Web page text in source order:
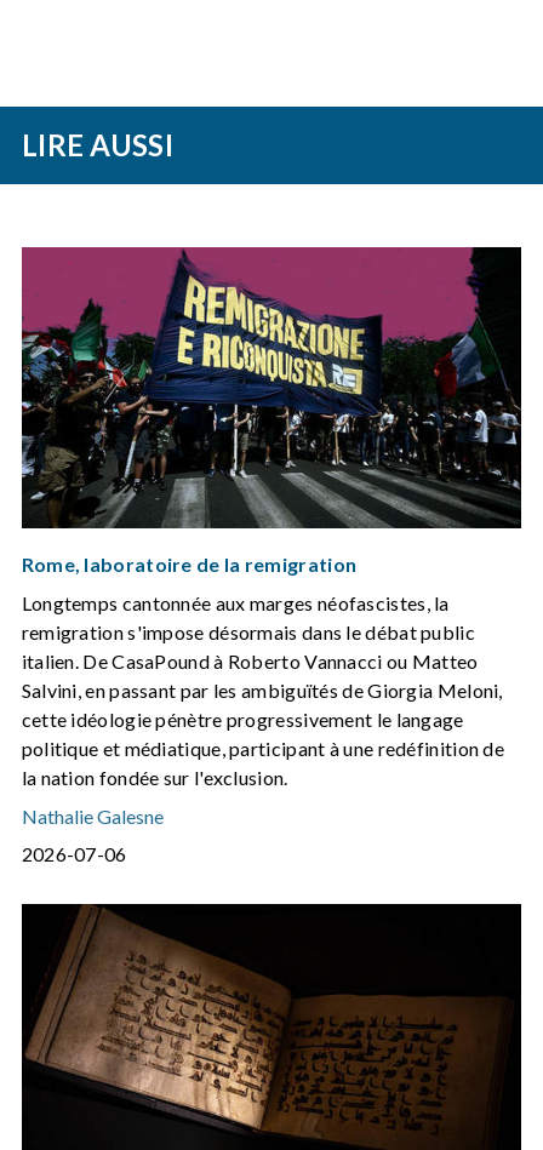
LIRE AUSSI
Rome, laboratoire de la remigration
Longtemps cantonnée aux marges néofascistes, la
remigration s'impose désormais dans le débat public
italien. De CasaPound à Roberto Vannacci ou Matteo
Salvini, en passant par les ambiguïtés de Giorgia Meloni,
cette idéologie pénètre progressivement le langage
politique et médiatique, participant à une redéfinition de
la nation fondée sur l'exclusion.
Nathalie Galesne
2026-07-06